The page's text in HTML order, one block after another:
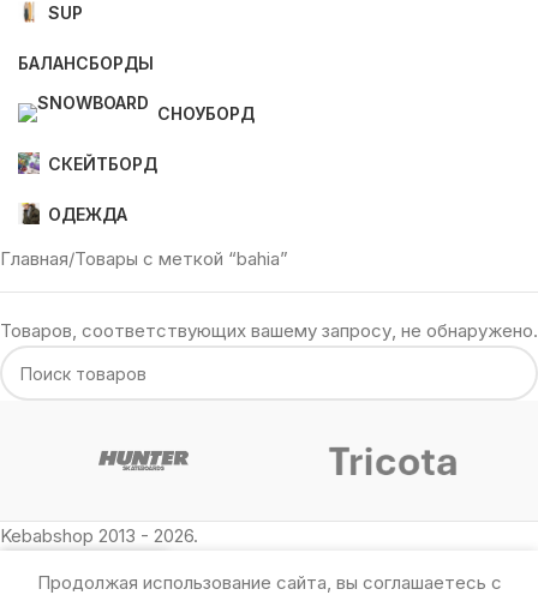
SUP
БАЛАНСБОРДЫ
СНОУБОРД
СКЕЙТБОРД
ОДЕЖДА
Главная Товары с меткой “bahia”
Товаров, соответствующих вашему запросу, не обнаружено.
Kebabshop 2013 - 2026.
Продолжая использование сайта, вы соглашаетесь с